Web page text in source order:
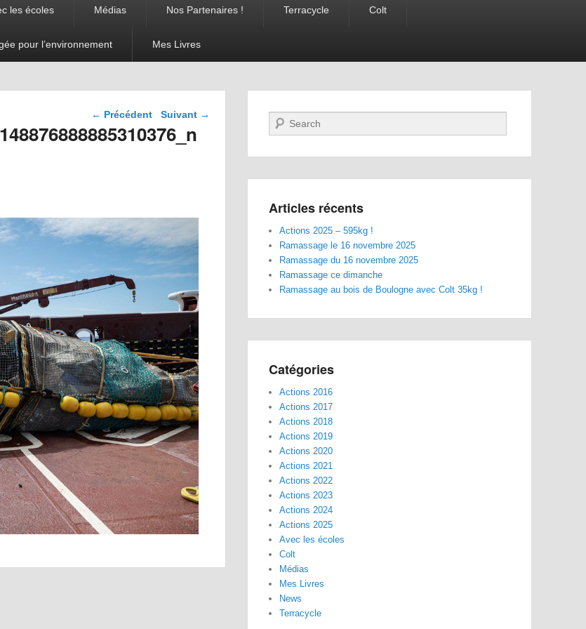
les écoles Médias Nos Partenaires ! Terracycle Colt
pour l’environnement Mes Livres
Navigation dans les
images
← Précédent Suivant → Recherche
Articles récents
Actions 2025 – 595kg !
Ramassage le 16 novembre 2025
Ramassage du 16 novembre 2025
Ramassage ce dimanche
Ramassage au bois de Boulogne avec Colt 35kg !
Catégories
Actions 2016
Actions 2017
Actions 2018
Actions 2019
Actions 2020
Actions 2021
Actions 2022
Actions 2023
Actions 2024
Actions 2025
Avec les écoles
Colt
Médias
Mes Livres
News
Terracycle